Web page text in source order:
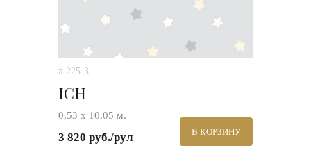
# 225-3
ICH
0,53 х 10,05 м.
3 820 руб./рул В КОРЗИНУ